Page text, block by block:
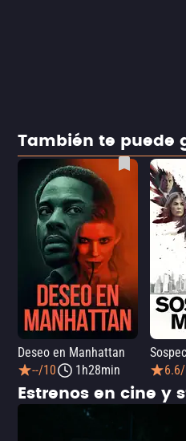
También te puede
Deseo en Manhattan
--/10
1h28min
Estrenos en cine y